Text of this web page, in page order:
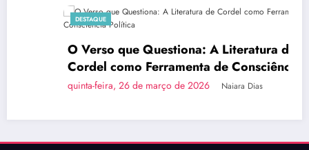
DESTAQUE
O Verso que Questiona: A Literatura de
Cordel como Ferramenta de Consciência
Política
quinta-feira, 26 de março de 2026 Naiara Dias